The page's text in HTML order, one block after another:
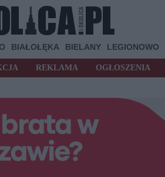
BIAŁOŁĘKA BIELANY LEGIONOWO
REKLAMA OGŁOSZENIA